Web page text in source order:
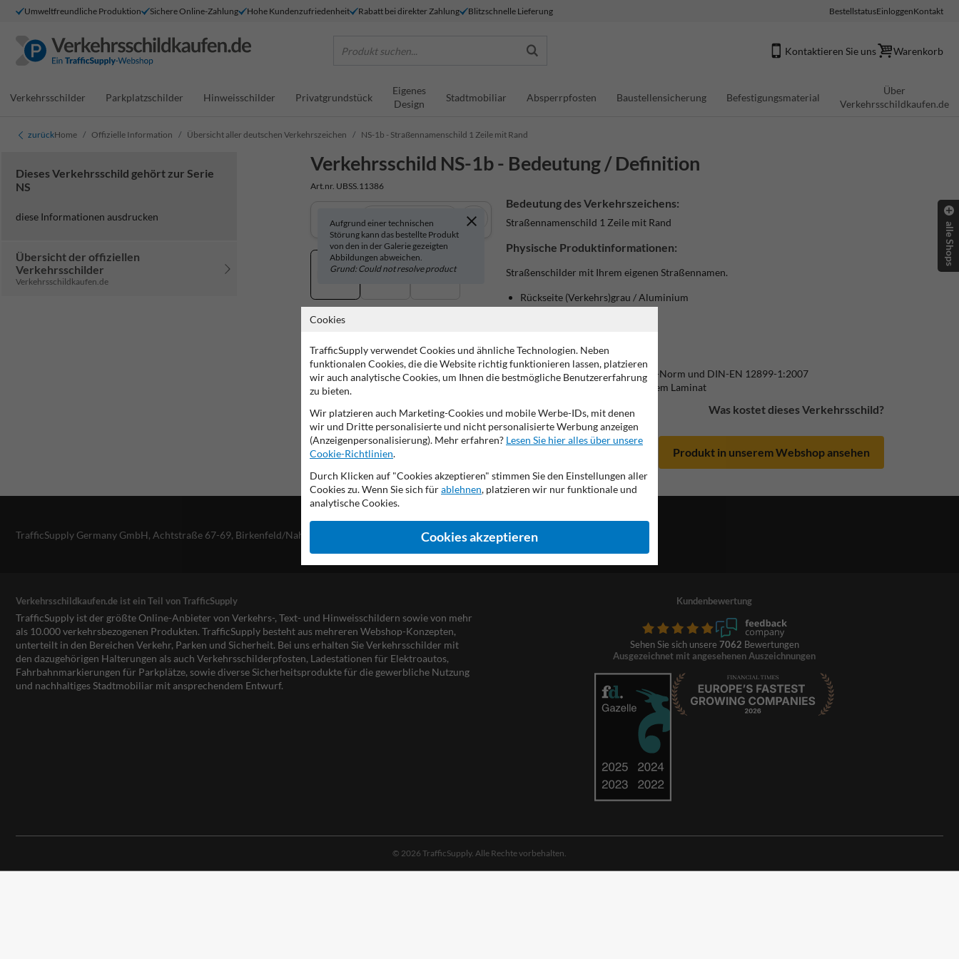
Umweltfreundliche Produktion Sichere Online-Zahlung Hohe Kundenzufriedenheit Rabatt bei direkter Zahlung Blitzschnelle Lieferung BestellstatusEinloggenKontakt
Produkt suchen... Kontaktieren Sie uns Warenkorb
Verkehrsschilder Parkplatzschilder Hinweisschilder Privatgrundstück
Eigenes
Design
Stadtmobiliar Absperrpfosten Baustellensicherung Befestigungsmaterial
Über
Verkehrsschildkaufen.de
zurückHome Offizielle Information Übersicht aller deutschen Verkehrszeichen NS-1b - Straßennamenschild 1 Zeile mit Rand
Dieses Verkehrsschild gehört zur Serie
NS
diese Informationen ausdrucken
Übersicht der offiziellen
Verkehrsschilder
Verkehrsschildkaufen.de
Verkehrsschild NS-1b - Bedeutung / Definition
Art.nr. UBSS.11386
Aufgrund einer technischen
Störung kann das bestellte Produkt
von den in der Galerie gezeigten
Abbildungen abweichen.
Grund: Could not resolve product
In 3D anzeigen
Bedeutung des Verkehrszeichens:
Straßennamenschild 1 Zeile mit Rand
Physische Produktinformationen:
Straßenschilder mit Ihrem eigenen Straßennamen.
Rückseite (Verkehrs)grau / Aluminium
Alformrahmen (silber/grau)
Schriftart DIN-Engschrift
bis 11 Buchstaben
Produktionsprozess gemäß CE-Norm und DIN-EN 12899-1:2007
Ausgestattet mit UV-beständigem Laminat
Was kostet dieses Verkehrsschild?
Produkt in unserem Webshop ansehen
TrafficSupply Germany GmbH, Achtstraße 67-69, Birkenfeld/Nahe, DE
Verkehrsschildkaufen.de ist ein Teil von TrafficSupply
TrafficSupply ist der größte Online-Anbieter von Verkehrs-, Text- und Hinweisschildern sowie von mehr
als 10.000 verkehrsbezogenen Produkten. TrafficSupply besteht aus mehreren Webshop-Konzepten,
unterteilt in den Bereichen Verkehr, Parken und Sicherheit. Bei uns erhalten Sie Verkehrsschilder mit
den dazugehörigen Halterungen als auch Verkehrsschilderpfosten, Ladestationen für Elektroautos,
Fahrbahnmarkierungen für Parkplätze, sowie diverse Sicherheitsprodukte für die gewerbliche Nutzung
und nachhaltiges Stadtmobiliar mit ansprechendem Entwurf.
Kundenbewertung
Sehen Sie sich unsere 7062 Bewertungen
Ausgezeichnet mit angesehenen Auszeichnungen
© 2026 TrafficSupply. Alle Rechte vorbehalten.
alle Shops
Cookies
TrafficSupply verwendet Cookies und ähnliche Technologien. Neben
funktionalen Cookies, die die Website richtig funktionieren lassen, platzieren
wir auch analytische Cookies, um Ihnen die bestmögliche Benutzererfahrung
zu bieten.
Wir platzieren auch Marketing-Cookies und mobile Werbe-IDs, mit denen
wir und Dritte personalisierte und nicht personalisierte Werbung anzeigen
(Anzeigenpersonalisierung). Mehr erfahren? Lesen Sie hier alles über unsere
Cookie-Richtlinien.
Durch Klicken auf "Cookies akzeptieren" stimmen Sie den Einstellungen aller
Cookies zu. Wenn Sie sich fürablehnen, platzieren wir nur funktionale und
analytische Cookies.
Cookies akzeptieren